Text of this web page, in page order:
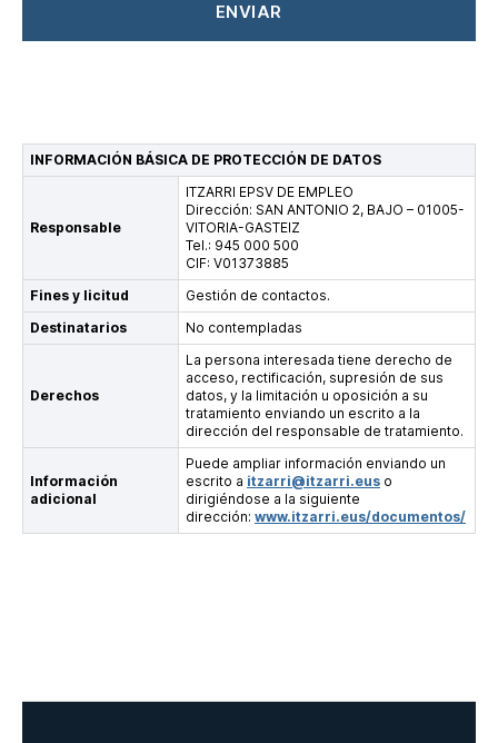
INFORMACIÓN BÁSICA DE PROTECCIÓN DE DATOS
Responsable
ITZARRI EPSV DE EMPLEO
Dirección: SAN ANTONIO 2, BAJO – 01005-
VITORIA-GASTEIZ
Tel.: 945 000 500
CIF: V01373885
Fines y licitud
Gestión de contactos.
Destinatarios
No contempladas
Derechos
La persona interesada tiene derecho de
acceso, rectificación, supresión de sus
datos, y la limitación u oposición a su
tratamiento enviando un escrito a la
dirección del responsable de tratamiento.
Información
adicional
Puede ampliar información enviando un
escrito a itzarri@itzarri.eus o
dirigiéndose a la siguiente
dirección: www.itzarri.eus/documentos/